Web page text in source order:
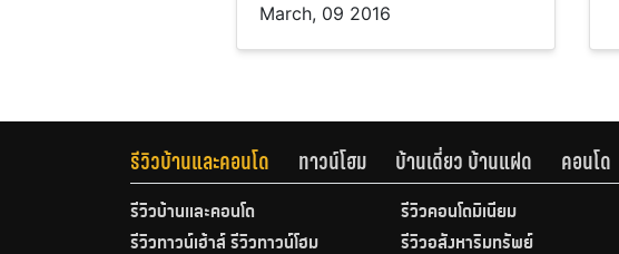
March, 09 2016
รีวิวบ้านและคอนโด ทาวน์โฮม บ้านเดี่ยว บ้านแฝด คอนโด
รีวิวบ้านและคอนโด รีวิวคอนโดมิเนียม
รีวิวทาวน์เฮ้าส์ รีวิวทาวน์โฮม
รีวิวอสังหาริมทรัพย์